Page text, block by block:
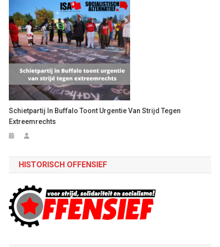
Schietpartij In Buffalo Toont Urgentie Van Strijd Tegen
Extreemrechts
HISTORISCH OFFENSIEF